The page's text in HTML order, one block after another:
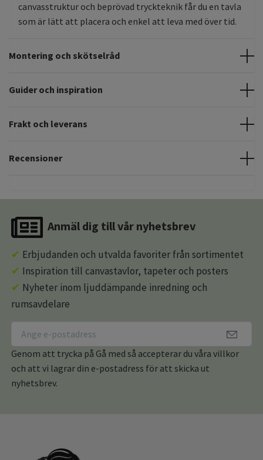
canvasstruktur och beprövad tryckteknik får du en tavla
som är lätt att placera och enkel att leva med över tid.
Montering och skötselråd
Guider och inspiration
Frakt och leverans
Recensioner
Anmäl dig till vår nyhetsbrev
✔ Erbjudanden och utvalda favoriter från sortimentet
✔ Inspiration till canvastavlor, tapeter och posters
✔ Nyheter inom ljuddämpande inredning och
rumsavdelare
Genom att trycka på Gå med så accepterar du våra villkor
och att vi lagrar din e-postadress för att skicka ut
nyhetsbrev.